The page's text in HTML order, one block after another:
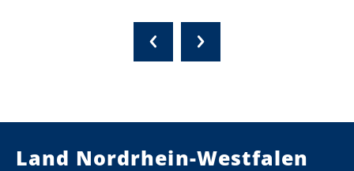
Land Nordrhein-Westfalen